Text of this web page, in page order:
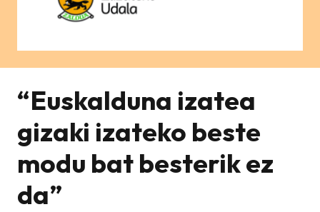
“Euskalduna izatea
gizaki izateko beste
modu bat besterik ez
da”